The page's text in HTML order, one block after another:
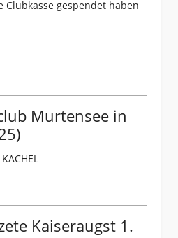
gespendet haben
Murtensee in
Kaiseraugst 1.